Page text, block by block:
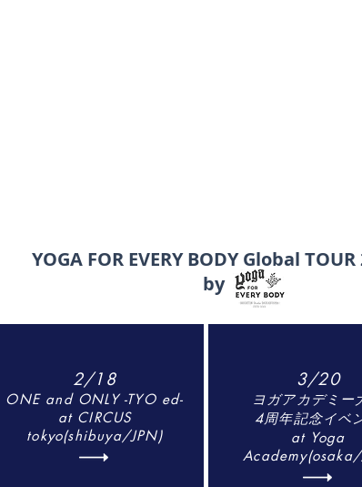
YOGA FOR EVERY BODY Global TOUR
by
2/18
ONE and ONLY -TYO ed-
at CIRCUS
tokyo(shibuya/JPN)
3/20
ヨガアカデミー
4周年記念イベ
at Yoga